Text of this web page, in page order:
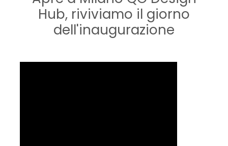
Hub, riviviamo il giorno
dell'inaugurazione